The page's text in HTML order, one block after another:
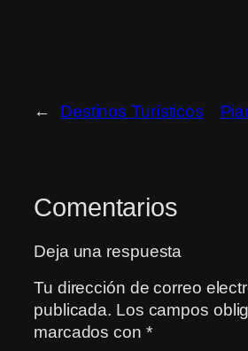
← Destinos Turísticos
Comentarios
Deja una respuesta
Tu dirección de correo
publicada. Los campos
marcados con *